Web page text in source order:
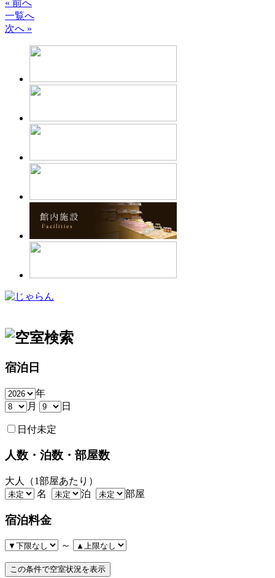
« 前へ
一覧へ
次へ »
宿泊日
年
月
日
日付未定
人数・泊数・部屋数
大人（1部屋あたり）
名
泊 部屋
宿泊料金
～